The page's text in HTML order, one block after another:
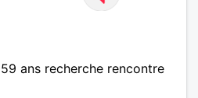
ans recherche rencontre